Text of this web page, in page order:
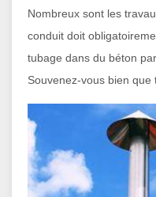
Nombreux sont les
conduit doit
tubage dans du béton
Souvenez-vous bien